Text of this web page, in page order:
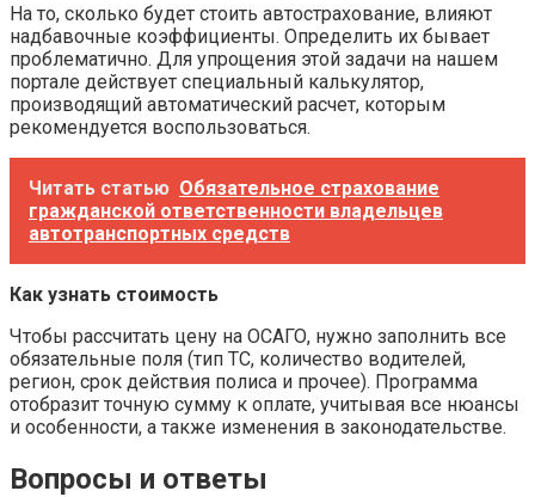
На то, сколько будет стоить автострахование, влияют
надбавочные коэффициенты. Определить их бывает
проблематично. Для упрощения этой задачи на нашем
портале действует специальный калькулятор,
производящий автоматический расчет, которым
рекомендуется воспользоваться.
Читать статью Обязательное страхование
гражданской ответственности владельцев
автотранспортных средств
Как узнать стоимость
Чтобы рассчитать цену на ОСАГО, нужно заполнить все
обязательные поля (тип ТС, количество водителей,
регион, срок действия полиса и прочее). Программа
отобразит точную сумму к оплате, учитывая все нюансы
и особенности, а также изменения в законодательстве.
Вопросы и ответы